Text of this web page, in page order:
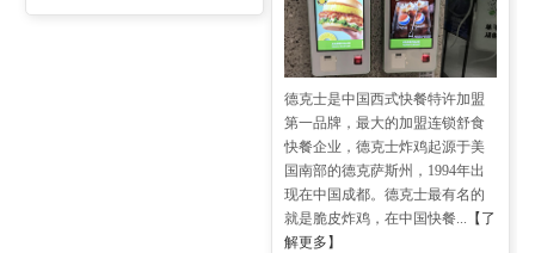
德克士是中国西式快餐特许加盟
第一品牌，最大的加盟连锁舒食
快餐企业，德克士炸鸡起源于美
国南部的德克萨斯州，1994年出
现在中国成都。德克士最有名的
就是脆皮炸鸡，在中国快餐... 【了
解更多】